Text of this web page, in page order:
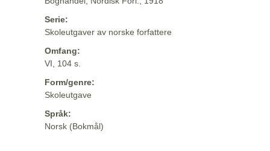
Serie:
Skoleutgaver av norske forfattere
Omfang:
VI, 104 s.
Form/genre:
Skoleutgave
Språk:
Norsk (Bokmål)